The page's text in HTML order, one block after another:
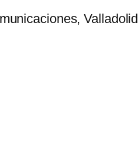
Valladolid